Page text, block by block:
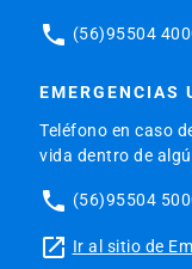
phone (56)95504
EMERGENCIAS
Teléfono en caso
vida dentro de
phone (56)95504
launch Ir al sitio de